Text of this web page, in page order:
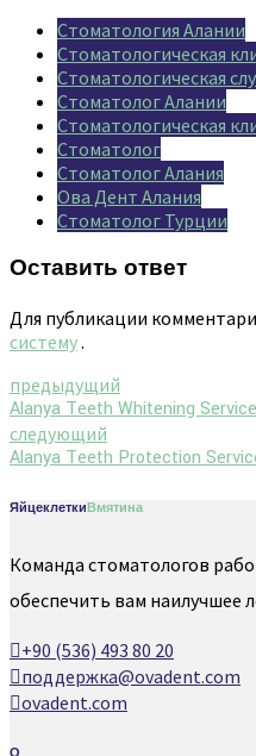
Стоматология Алании
Стоматологическая
Стоматологическая
Стоматолог Алании
Стоматологическая
Стоматолог
Стоматолог Алания
Ова Дент Алания
Стоматолог Турции
Оставить ответ
Для публикации
систему.
предыдущий
Alanya Teeth Whitening
следующий
Alanya Teeth Protection
ЯйцеклеткиВмятина
Команда стоматологов
обеспечить вам наилучшее
+90 (536) 493 80 20
поддержка@ovadent.com
ovadent.com